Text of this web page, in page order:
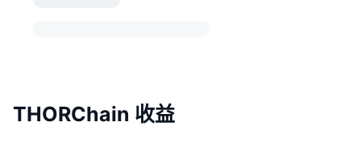
THORChain 收益